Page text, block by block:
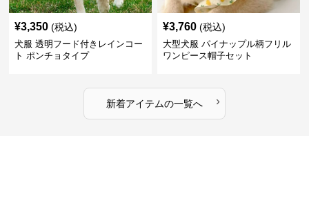
¥3,350 (税込)
犬服 透明フード付きレインコー
ト ポンチョタイプ
¥3,760 (税込)
大型犬服 パイナップル柄フリル
ワンピース帽子セット
新着アイテムの一覧へ ›